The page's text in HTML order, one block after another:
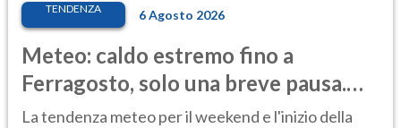
TENDENZA 6 Agosto 2026
Meteo: caldo estremo fino a
Ferragosto, solo una breve pausa.
Ecco dove
La tendenza meteo per il weekend e l'inizio della